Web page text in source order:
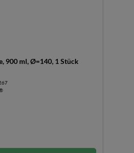
900 ml, Ø=140, 1 Stück